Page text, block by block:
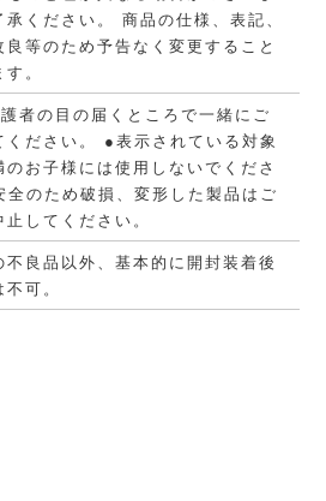
承ください。 商品の仕様、表記、
良等のため予告なく変更すること
。
者の目の届くところで一緒にご
ください。 ●表示されている対象
のお子様には使用しないでくださ
全のため破損、変形した製品はご
してください。
不良品以外、基本的に開封装着後
可。